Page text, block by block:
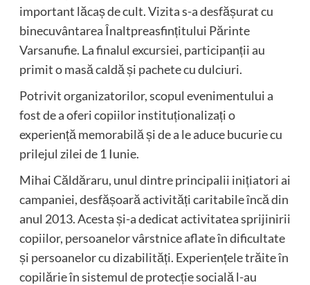
important lăcaș de cult. Vizita s-a desfășurat cu
binecuvântarea Înaltpreasfințitului Părinte
Varsanufie. La finalul excursiei, participanții au
primit o masă caldă și pachete cu dulciuri.
Potrivit organizatorilor, scopul evenimentului a
fost de a oferi copiilor instituționalizați o
experiență memorabilă și de a le aduce bucurie cu
prilejul zilei de 1 Iunie.
Mihai Căldăraru, unul dintre principalii inițiatori ai
campaniei, desfășoară activități caritabile încă din
anul 2013. Acesta și-a dedicat activitatea sprijinirii
copiilor, persoanelor vârstnice aflate în dificultate
și persoanelor cu dizabilități. Experiențele trăite în
copilărie în sistemul de protecție socială l-au